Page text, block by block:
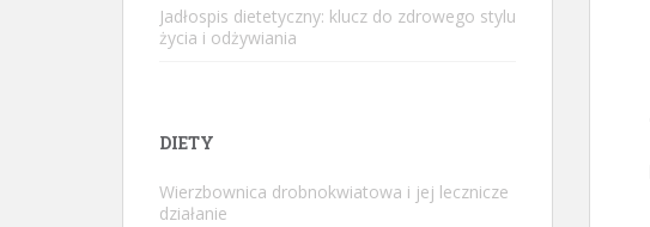
Jadłospis dietetyczny: klucz do zdrowego stylu
życia i odżywiania
DIETY
Wierzbownica drobnokwiatowa i jej lecznicze
działanie